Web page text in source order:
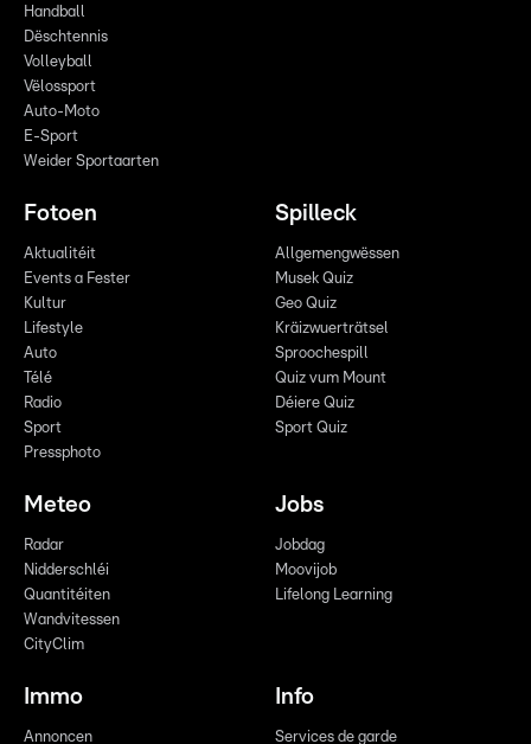
Handball
Dëschtennis
Volleyball
Vëlossport
Auto-Moto
E-Sport
Weider Sportaarten
Fotoen
Aktualitéit
Events a Fester
Kultur
Lifestyle
Auto
Télé
Radio
Sport
Pressphoto
Spilleck
Allgemengwëssen
Musek Quiz
Geo Quiz
Kräizwuerträtsel
Sproochespill
Quiz vum Mount
Déiere Quiz
Sport Quiz
Meteo
Radar
Nidderschléi
Quantitéiten
Wandvitessen
CityClim
Jobs
Jobdag
Moovijob
Lifelong Learning
Immo
Annoncen
Info
Services de garde